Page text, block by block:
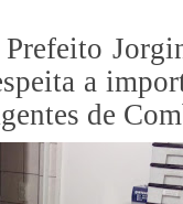
a
de